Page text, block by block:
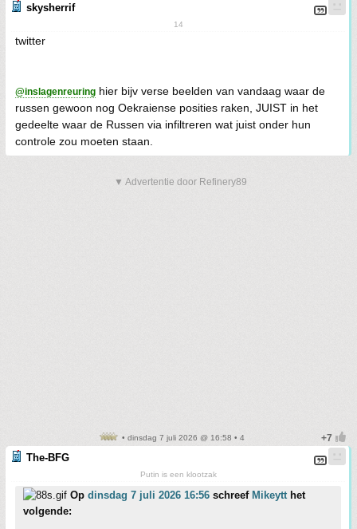
skysherrif
14
twitter
@inslagenreuring hier bijv verse beelden van vandaag waar de
russen gewoon nog Oekraiense posities raken, JUIST in het
gedeelte waar de Russen via infiltreren wat juist onder hun
controle zou moeten staan.
▼ Advertentie door Refinery89
• dinsdag 7 juli 2026 @ 16:58 • 4
The-BFG
Putin is een klootzak
Op dinsdag 7 juli 2026 16:56 schreef Mikeytt het
volgende: